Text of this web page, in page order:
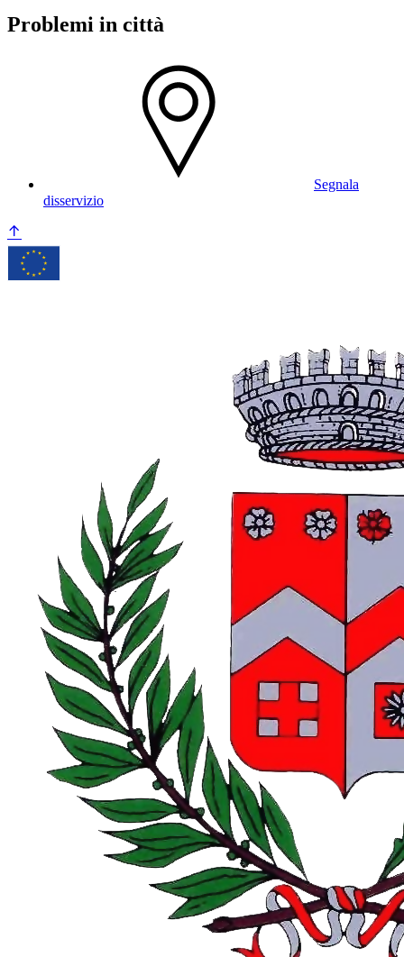
Problemi in città
Segnala
disservizio